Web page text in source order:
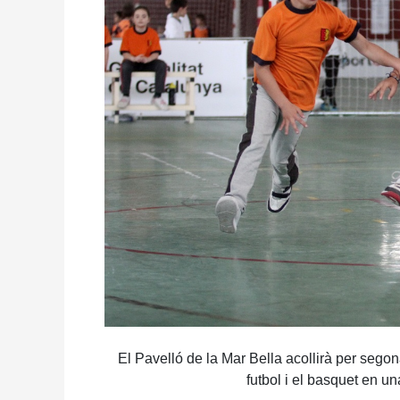
El Pavelló de la Mar Bella acollirà per
futbol i el basquet en